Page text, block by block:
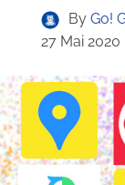
By Go!
27 Mai 2020